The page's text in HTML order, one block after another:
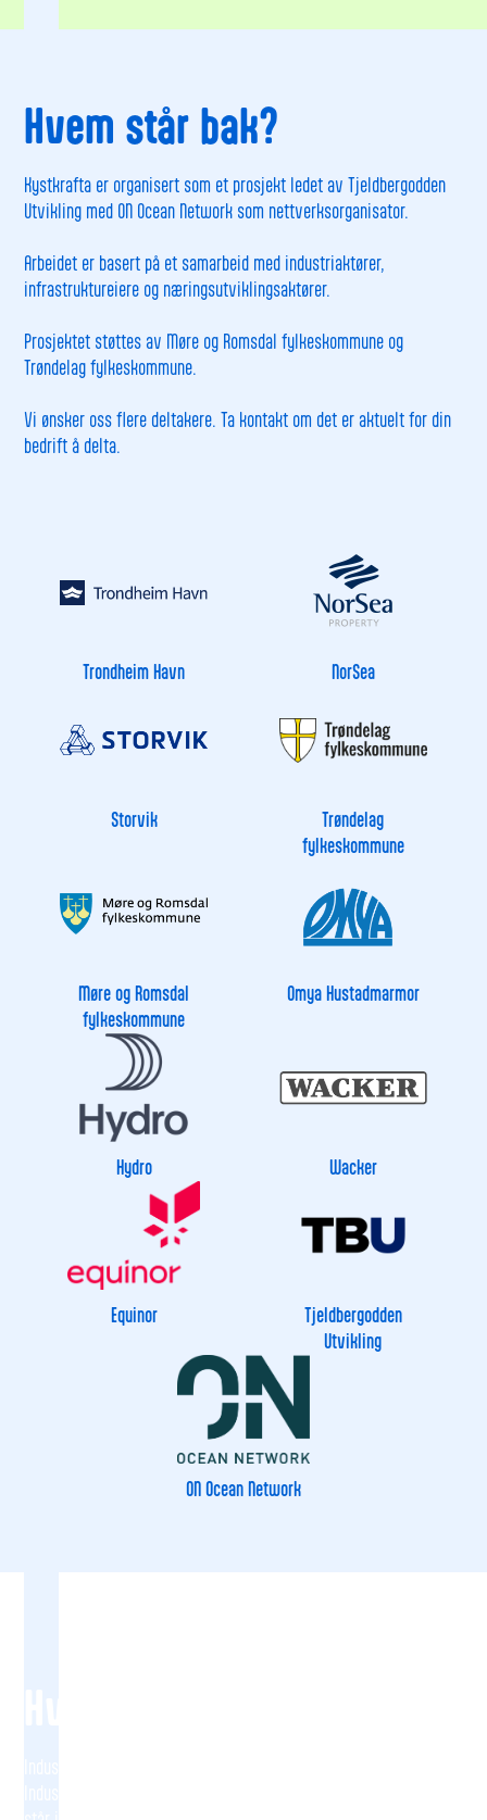
Hvem står bak?
Kystkrafta er organisert som et prosjekt ledet av Tjeldbergodden
Utvikling med ON Ocean Network som nettverksorganisator.
Arbeidet er basert på et samarbeid med industriaktører,
infrastruktureiere og næringsutviklingsaktører.
Prosjektet støttes av Møre og Romsdal fylkeskommune og
Trøndelag fylkeskommune.
Vi ønsker oss flere deltakere. Ta kontakt om det er aktuelt for din
bedrift å delta.
Trondheim Havn NorSea
Storvik
Trøndelag
fylkeskommune
Møre og Romsdal
fylkeskommune
Omya Hustadmarmor
Hydro Wacker
Equinor
Tjeldbergodden
Utvikling
ON Ocean Network